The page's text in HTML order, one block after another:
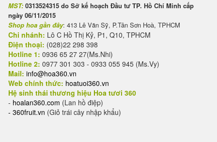
MST: 0313524315 do Sở kế hoạch Đầu tư TP. Hồ Chí Minh cấp
ngày 06/11/2015
Shop hoa gần đây: 413 Lê Văn Sỹ, P.Tân Sơn Hoà, TPHCM
Chi nhánh: Lô C Hồ Thị Kỷ, P1, Q10, TPHCM
Điện thoại: (028)22 298 398
Hotline 1: 0936 65 27 27(Ms.Nhi)
Hotline 2: 0977 301 303 - 0933 055 945 (Ms.Vy)
Mail: info@hoa360.vn
Web chính thức: hoatuoi360.vn
Hệ sinh thái thương hiệu Hoa tươi 360
- hoalan360.com (Lan hồ điệp)
- 360fruit.vn (Giỏ trái cây nhập khẩu)